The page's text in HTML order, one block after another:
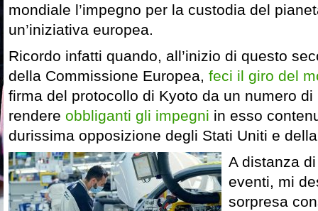
mondiale l’impegno per la custodia del
un’iniziativa europea.
Ricordo infatti quando, all’inizio di questo
della Commissione Europea, feci il giro del
firma del protocollo di Kyoto da un numero
rendere obbliganti gli impegni in esso
durissima opposizione degli Stati Uniti e
A distanza
eventi, mi
sorpresa